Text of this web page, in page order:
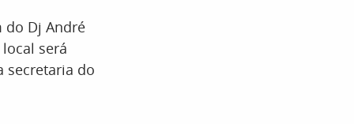
do Dj André
será
secretaria do